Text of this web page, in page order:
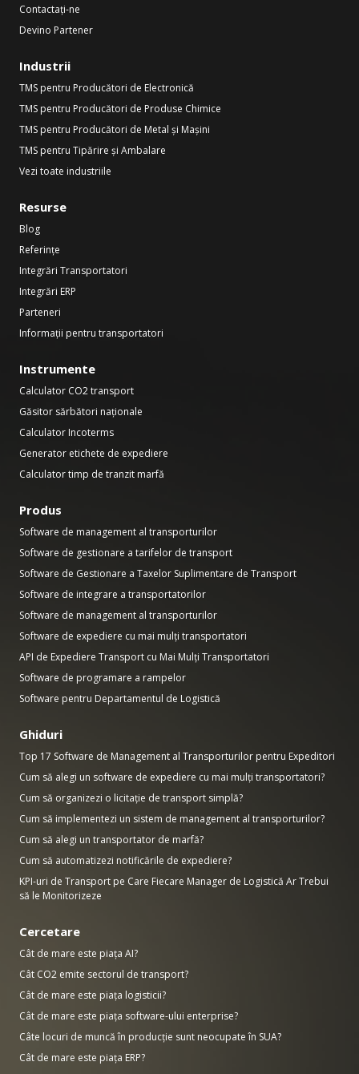
Contactați-ne
Devino Partener
Industrii
TMS pentru Producători de Electronică
TMS pentru Producători de Produse Chimice
TMS pentru Producători de Metal și Mașini
TMS pentru Tipărire și Ambalare
Vezi toate industriile
Resurse
Blog
Referințe
Integrări Transportatori
Integrări ERP
Parteneri
Informații pentru transportatori
Instrumente
Calculator CO2 transport
Găsitor sărbători naționale
Calculator Incoterms
Generator etichete de expediere
Calculator timp de tranzit marfă
Produs
Software de management al transporturilor
Software de gestionare a tarifelor de transport
Software de Gestionare a Taxelor Suplimentare de Transport
Software de integrare a transportatorilor
Software de management al transporturilor
Software de expediere cu mai mulți transportatori
API de Expediere Transport cu Mai Mulți Transportatori
Software de programare a rampelor
Software pentru Departamentul de Logistică
Ghiduri
Top 17 Software de Management al Transporturilor pentru Expeditori
Cum să alegi un software de expediere cu mai mulți transportatori?
Cum să organizezi o licitație de transport simplă?
Cum să implementezi un sistem de management al transporturilor?
Cum să alegi un transportator de marfă?
Cum să automatizezi notificările de expediere?
KPI-uri de Transport pe Care Fiecare Manager de Logistică Ar Trebui
să le Monitorizeze
Cercetare
Cât de mare este piața AI?
Cât CO2 emite sectorul de transport?
Cât de mare este piața logisticii?
Cât de mare este piața software-ului enterprise?
Câte locuri de muncă în producție sunt neocupate în SUA?
Cât de mare este piața ERP?